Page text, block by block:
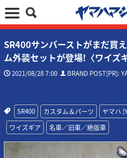
SR400サンバーストがまだ買
ム外装セットが登場!〈ワイズ
2021/08/28 7:00 BRAND POST[PR]:
SR400 カスタム＆パーツ ヤマハ
ワイズギア
名車／旧車／絶版車